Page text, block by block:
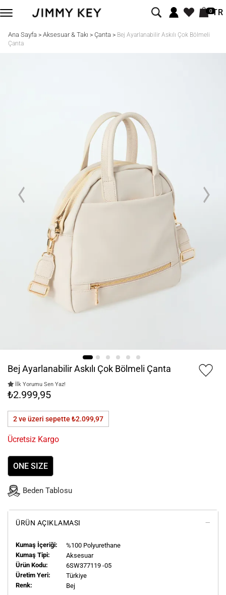
0TR
Ana Sayfa > Aksesuar & Takı > Çanta > Bej Ayarlanabilir Askılı Çok Bölmeli
Çanta
Bej Ayarlanabilir Askılı Çok Bölmeli Çanta
İlk Yorumu Sen Yaz!
₺2.999,95
2 ve üzeri sepette ₺2.099,97
Ücretsiz Kargo
ONE SIZE
Beden Tablosu
ÜRÜN AÇIKLAMASI
Kumaş İçeriği:
%100 Polyurethane
Kumaş Tipi:
Aksesuar
Ürün Kodu:
6SW377119 -05
Üretim Yeri:
Türkiye
Renk:
Bej